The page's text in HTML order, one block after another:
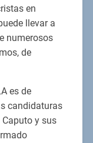
en
llevar a
numerosos
de
es de
candidaturas
y sus